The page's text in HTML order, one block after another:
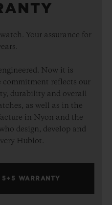
Your assurance for
Now it is
commitment reflects our
durability and overall
as well as in the
in Nyon and the
design, develop and
Hublot.
5+5 WARRANTY